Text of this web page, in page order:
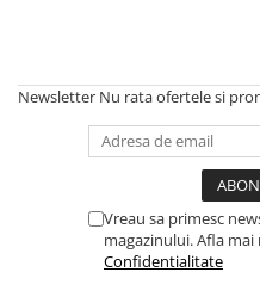
Newsletter Nu rata ofertele si
Vreau sa primesc
magazinului. Afla mai
Confidentialitate